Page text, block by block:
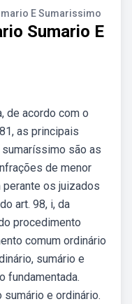
E Sumarissimo
Sumario E
de acordo com o
as principais
são as
de menor
os juizados
art. 98, i, da
procedimento
comum ordinário
sumário e
fundamentada.
e ordinário.